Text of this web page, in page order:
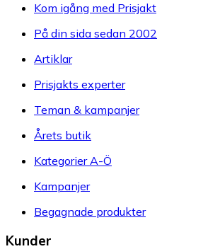
Kom igång med Prisjakt
På din sida sedan 2002
Artiklar
Prisjakts experter
Teman & kampanjer
Årets butik
Kategorier A-Ö
Kampanjer
Begagnade produkter
Kunder